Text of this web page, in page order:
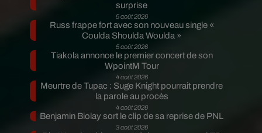
surprise
5 août 2026
Russ frappe fort avec son nouveau single «
Coulda Shoulda Woulda »
5 août 2026
Tiakola annonce le premier concert de son
WpointM Tour
4 août 2026
Meurtre de Tupac : Suge Knight pourrait prendre
la parole au procès
4 août 2026
Benjamin Biolay sort le clip de sa reprise de PNL
3 août 2026